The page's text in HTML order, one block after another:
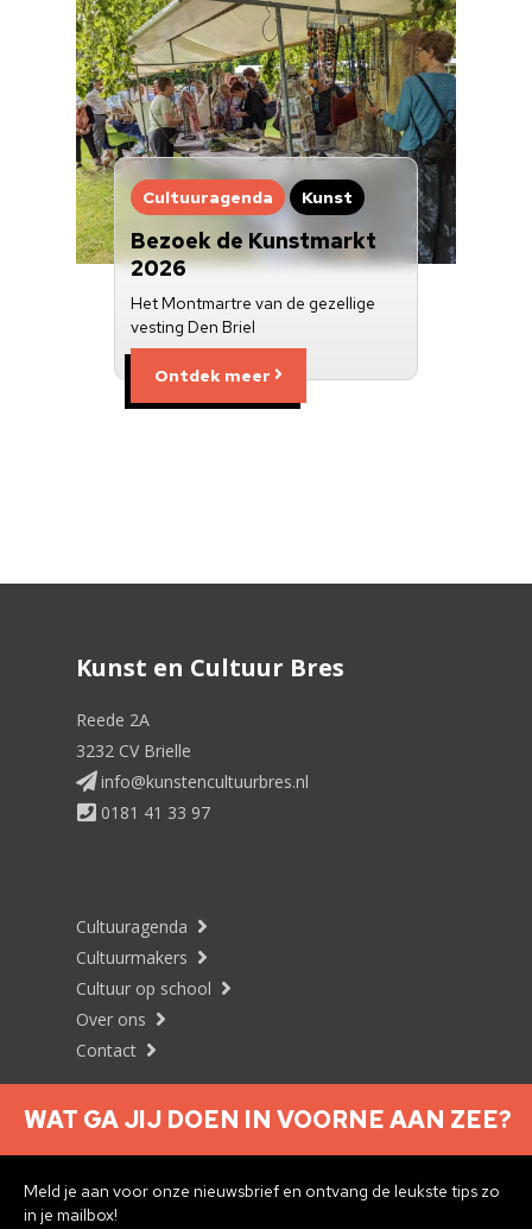
Cultuuragenda Kunst
Bezoek de Kunstmarkt
2026
Het Montmartre van de gezellige
vesting Den Briel
Ontdek meer
Kunst en Cultuur Bres
Reede 2A
3232 CV Brielle
info@kunstencultuurbres.nl
0181 41 33 97
Cultuuragenda
Cultuurmakers
Cultuur op school
Over ons
Contact
Nieuwsbrief aanmelden
WAT GA JIJ DOEN IN VOORNE AAN ZEE?
Meld je aan voor onze nieuwsbrief en ontvang de leukste tips zo
in je mailbox!